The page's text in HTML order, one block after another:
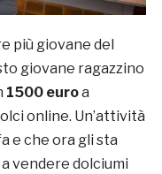
più giovane del
giovane ragazzino
1500 euroa
online. Un’attività
e che ora gli sta
vendere dolciumi